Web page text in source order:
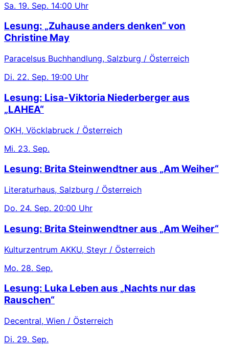
Sa. 19. Sep. 14:00 Uhr
Lesung: „Zuhause anders denken“ von
Christine May
Paracelsus Buchhandlung, Salzburg / Österreich
Di. 22. Sep. 19:00 Uhr
Lesung: Lisa-Viktoria Niederberger aus
„LAHEA“
OKH, Vöcklabruck / Österreich
Mi. 23. Sep.
Lesung: Brita Steinwendtner aus „Am Weiher“
Literaturhaus, Salzburg / Österreich
Do. 24. Sep. 20:00 Uhr
Lesung: Brita Steinwendtner aus „Am Weiher“
Kulturzentrum AKKU, Steyr / Österreich
Mo. 28. Sep.
Lesung: Luka Leben aus „Nachts nur das
Rauschen“
Decentral, Wien / Österreich
Di. 29. Sep.